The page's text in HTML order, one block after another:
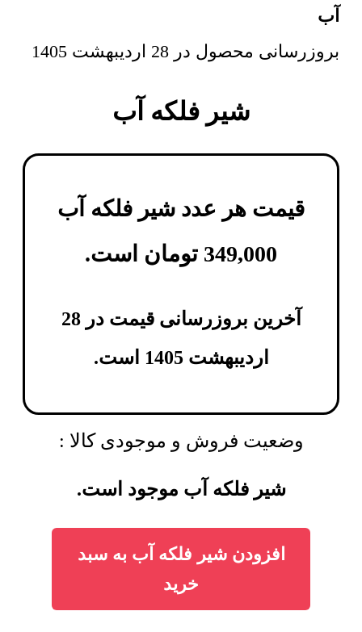
آب
بروزرسانی محصول در 28 اردیبهشت 1405
شیر فلکه آب
قیمت هر عدد شیر فلکه آب
349,000 تومان است.
آخرین بروزرسانی قیمت در 28
اردیبهشت 1405 است.
وضعیت فروش و موجودی کالا :
شیر فلکه آب موجود است.
افزودن شیر فلکه آب به سبد
خرید